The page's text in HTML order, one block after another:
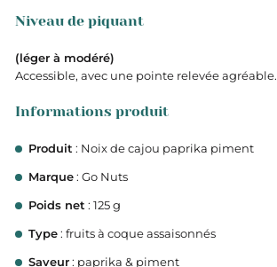
Niveau de piquant
(léger à modéré)
Accessible, avec une pointe relevée agréable.
Informations produit
Produit : Noix de cajou paprika piment
Marque: Go Nuts
Poids net : 125 g
Type: fruits à coque assaisonnés
Saveur: paprika & piment